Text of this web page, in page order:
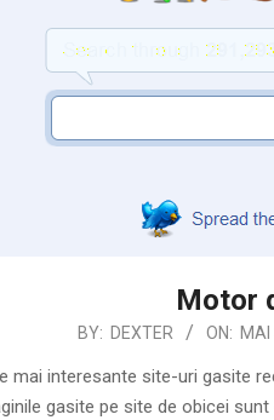
Motor
BY: DEXTER ON:
mai interesante site-uri gasite
gasite pe site de obicei